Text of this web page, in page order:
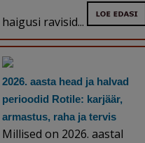
haigusi ravisid...
2026. aasta head ja halvad
perioodid Rotile: karjäär,
armastus, raha ja tervis
Millised on 2026. aastal